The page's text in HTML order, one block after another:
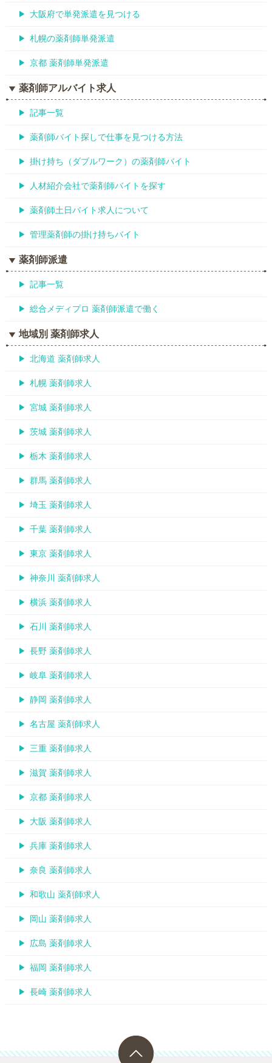
大阪府で単発派遣を見つける
札幌の薬剤師単発派遣
京都 薬剤師単発派遣
薬剤師アルバイト求人
記事一覧
薬剤師バイト探しで仕事を見つける方法
掛け持ち（ダブルワーク）の薬剤師バイト
人材紹介会社で薬剤師バイトを探す
薬剤師土日バイト求人について
管理薬剤師の掛け持ちバイト
薬剤師派遣
記事一覧
総合メディプロ 薬剤師派遣で働く
地域別 薬剤師求人
北海道 薬剤師求人
札幌 薬剤師求人
宮城 薬剤師求人
茨城 薬剤師求人
栃木 薬剤師求人
群馬 薬剤師求人
埼玉 薬剤師求人
千葉 薬剤師求人
東京 薬剤師求人
神奈川 薬剤師求人
横浜 薬剤師求人
石川 薬剤師求人
長野 薬剤師求人
岐阜 薬剤師求人
静岡 薬剤師求人
名古屋 薬剤師求人
三重 薬剤師求人
滋賀 薬剤師求人
京都 薬剤師求人
大阪 薬剤師求人
兵庫 薬剤師求人
奈良 薬剤師求人
和歌山 薬剤師求人
岡山 薬剤師求人
広島 薬剤師求人
福岡 薬剤師求人
長崎 薬剤師求人